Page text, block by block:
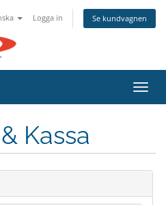
Logga in Se kundvagnen
Växla
Kassa